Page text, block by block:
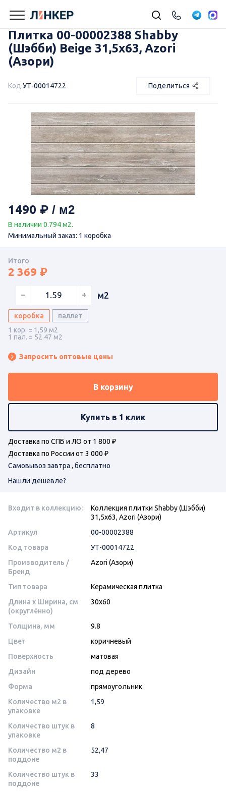
Плитка 00-00002388 Shabby
(Шэбби) Beige 31,5х63, Azori
(Азори)
Код УТ-00014722 Поделиться
1490
В наличии 0.794 м2.
Минимальный заказ: 1 коробка
Итого
2 369
м2
коробка
паллет
1 кор. = 1,59 м2
1 пал. = 52.47 м2
Запросить оптовые цены
В корзину
Купить в 1 клик
Доставка по СПБ и ЛО от 1 800 ₽
Доставка по России от 3 000 ₽
Самовывоз завтра , бесплатно
Нашли дешевле?
Входит в коллекцию:
Коллекция плитки Shabby (Шэбби)
31,5х63, Azori (Азори)
Артикул
00-00002388
Код товара
УТ-00014722
Производитель /
Бренд
Azori (Азори)
Тип товара
Керамическая плитка
Длина x Ширина, см
(округлённо)
30x60
Толщина, мм
9.8
Цвет
коричневый
Поверхность
матовая
Дизайн
под дерево
Форма
прямоугольник
Количество м2 в
упаковке
1,59
Количество штук в
упаковке
8
Количество м2 в
поддоне
52,47
Количество штук в
поддоне
33